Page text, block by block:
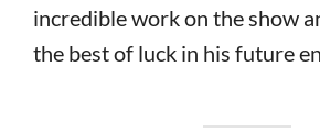
incredible work on the show
the best of luck in his future